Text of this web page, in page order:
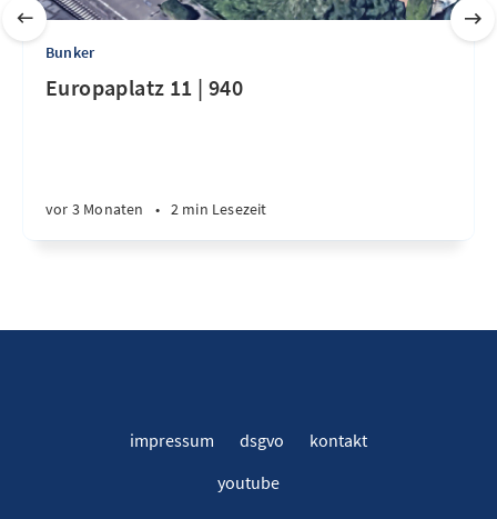
Bunker
Europaplatz 11 | 940
vor 3 Monaten • 2 min Lesezeit
impressum dsgvo
kontakt
youtube